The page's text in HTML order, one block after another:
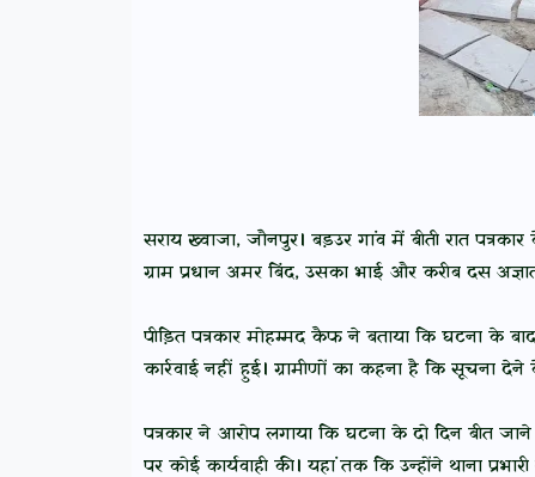
सराय ख्वाजा, जौनपुर। बड़उर गांव में बीती रात
ग्राम प्रधान अमर बिंद, उसका भाई और करीब दस
पीड़ित पत्रकार मोहम्मद कैफ ने बताया कि घटना के
कार्रवाई नहीं हुई। ग्रामीणों का कहना है कि सूचना
पत्रकार ने आरोप लगाया कि घटना के दो दिन बीत
पर कोई कार्यवाही की। यहां तक कि उन्होंने थाना